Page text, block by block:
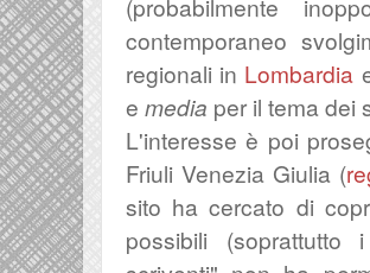
(probabilmente
contemporaneo
regionali in Lombardia
e media per il tema dei
L'interesse è poi
Friuli Venezia Giulia (
sito ha cercato di
possibili